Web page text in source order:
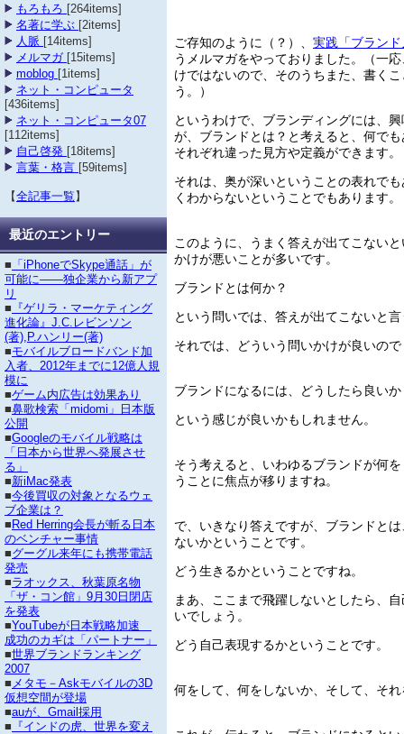
ご存知のように（？）、 実践「ブラン
うメルマガをやっておりました。（一
けではないので、そのうちまた、書く
う。）
というわけで、ブランディングには、
が、ブランドとは？と考えると、何で
それぞれ違った見方や定義ができます。
それは、奥が深いということの表れで
くわからないということでもあります。
このように、うまく答えが出てこない
かけが悪いことが多いです。
ブランドとは何か？
という問いでは、答えが出てこないと
それでは、どういう問いかけが良いの
ブランドになるには、どうしたら良い
という感じが良いかもしれません。
そう考えると、いわゆるブランドが何
うことに焦点が移りますね。
で、いきなり答えですが、ブランドと
ないかということです。
どう生きるかということですね。
まあ、ここまで飛躍しないとしたら、
いでしょう。
どう自己表現するかということです。
何をして、何をしないか、そして、そ
もろもろ [264items]
名著に学ぶ [2items]
人脈 [14items]
メルマガ [15items]
moblog [1items]
ネット・コンピュータ
[436items]
ネット・コンピュータ07
[112items]
自己啓発 [18items]
言葉・格言 [59items]
【全記事一覧 】
最近のエントリー
■ 「iPhoneでSkype通話」が
可能に――独企業から新アプ
リ
■ 『ゲリラ・マーケティング
進化論』J.C.レビンソン
(著),P.ハンリー(著)
■モバイルブロードバンド加
入者、2012年までに12億人規
模に
■ゲーム内広告は効果あり
■鼻歌検索「midomi」日本版
公開
■Googleのモバイル戦略は
「日本から世界へ発展させ
る」
■新iMac発表
■今後買収の対象となるウェ
ブ企業は？
■ Red Herring会長が斬る日本
のベンチャー事情
■グーグル来年にも携帯電話
発売
■ラオックス、秋葉原名物
「ザ・コン館」9月30日閉店
を発表
■YouTubeが日本戦略加速
成功のカギは「パートナー」
■世界ブランドランキング
2007
■ メタモ－Askモバイルの3D
仮想空間が登場
■auが、Gmail採用
■ 『インドの虎、世界を変え